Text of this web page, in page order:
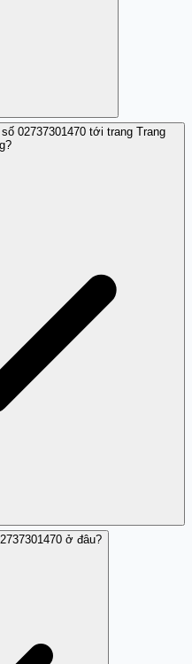
lừa đảo người nghe.
02737301470 tới trang Trang
thống báo cáo trực
ở đâu?